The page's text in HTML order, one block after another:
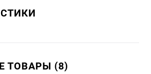
ТОВАРЫ (8)